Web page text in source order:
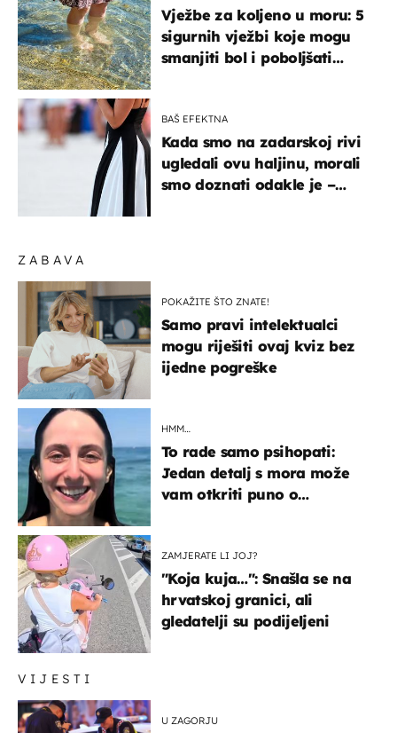
VIJESTI
U ZAGORJU
ZABAVA
POKAŽITE ŠTO ZNATE!
Samo pravi intelektualci
mogu riješiti ovaj kviz bez
ijedne pogreške
HMM…
To rade samo psihopati:
Jedan detalj s mora može
vam otkriti puno o
ZAMJERATE LI JOJ?
"Koja kuja…": Snašla se na
hrvatskoj granici, ali
gledatelji su podijeljeni
Vježbe za koljeno u moru: 5
sigurnih vježbi koje mogu
smanjiti bol i poboljšati
BAŠ EFEKTNA
Kada smo na zadarskoj rivi
ugledali ovu haljinu, morali
smo doznati odakle je –